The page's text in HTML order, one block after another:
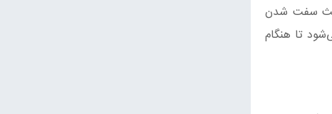
سفت شدن
می‌شود تا هنگام